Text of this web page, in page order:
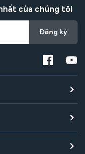
của chúng tôi
Đăng ký